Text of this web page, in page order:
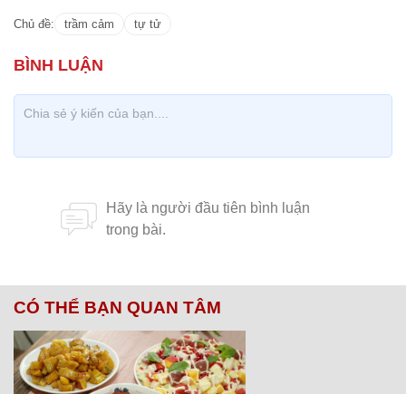
Chủ đề: trầm cảm tự tử
CÓ THỂ BẠN QUAN TÂM